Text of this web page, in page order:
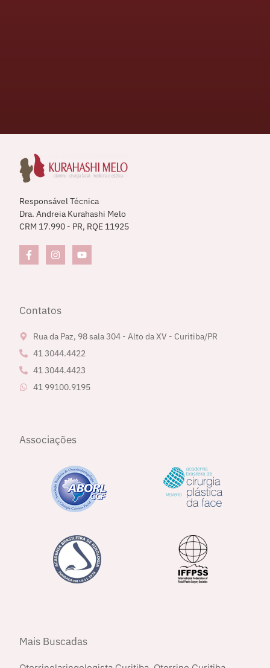
Responsável Técnica
Dra. Andreia Kurahashi Melo
CRM 17.990 - PR, RQE 11925
Contatos
Rua da Paz, 98 sala 304 - Alto da XV - Curitiba/PR
41 3044.4422
41 3044.4423
41 99100.9195
Associações
Mais Buscadas